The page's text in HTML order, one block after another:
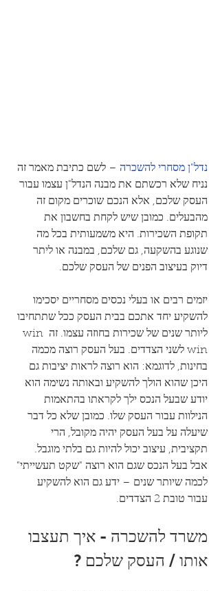
נדל"ן מסחרי להשכרה – לשם כתיבת מאמר זה
נניח שלא רכשתם את מבנה הנדל"ן עצמו עבור
העסק שלכם, אלא הנכם שוכרים מקום זה
מהבעלים. כמובן שיש לקחת בחשבון את
תקופת השכירות. היא משמעותית בכל מה
שנוגע בהשקעה, גם שלכם, במבנה או ליתר
דיוק בעיצוב הפנים של העסק שלכם.
יזמים רבים או בעלי נכסים מסחריים יסכימו
להשקיע יחד אתכם בבית העסק ככל שתתחיבו
ליותר שנים של שכירות בחוזה עצמו. זה win
win לשני הצדדים. בעל העסק רוצה מכמה
בחינות, לדוגמא: הוא רוצה לראות יציבות גם
היכן שהוא הולך להשקיע ובאותה נשימה הוא
יודע שבעל הנכס ילך לקראתו בהתאמות
הנילוות עבור העסק שלו. כמובן שלא כל דבר
שיעלה על בעל העסק יהיה מקובל, הרי
תקציבית, עיצוב יכול להיות גם בלתי מוגבל.
אבל בעל הנכס שגם הוא רוצה "שקט תעשייתי"
לכמה שיותר שנים – ידע גם הוא להשקיע
עבור טובת 2 הצדדים.
משרד להשכרה - איך תעצבו
אותו / העסק שלכם ?